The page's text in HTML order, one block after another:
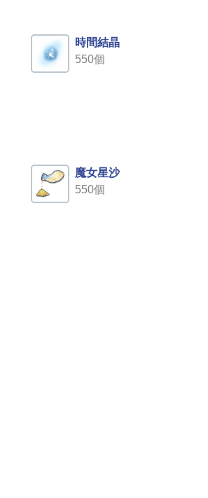
時間結晶
550個
魔女星沙
550個